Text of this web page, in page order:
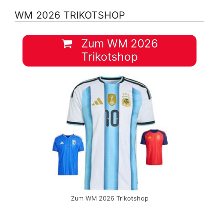
WM 2026 TRIKOTSHOP
Zum WM 2026
Trikotshop
Zum WM 2026 Trikotshop